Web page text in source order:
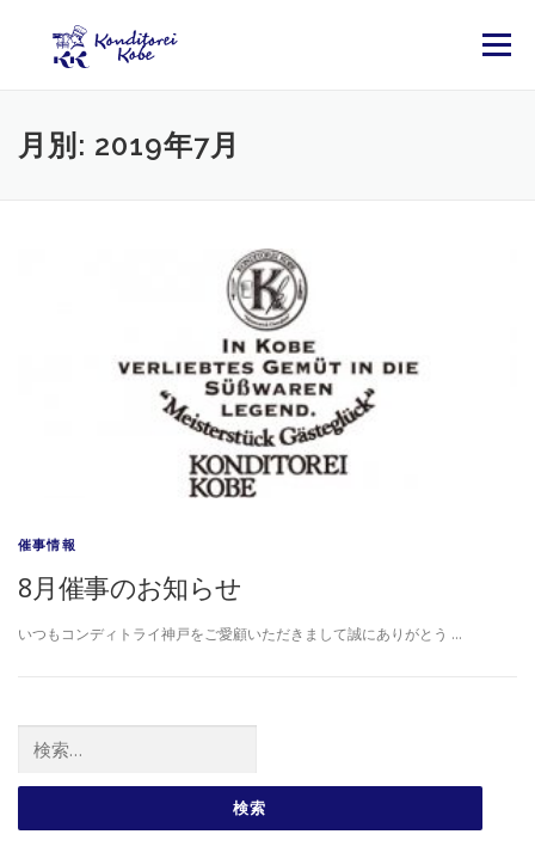
メニュー
月別: 2019年7月
催事情報
8月催事のお知らせ
いつもコンディトライ神戸をご愛顧いただきまして誠にありがとう …